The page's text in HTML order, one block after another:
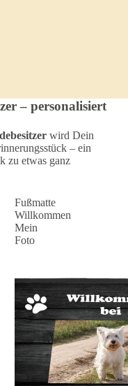
– personalisiert
wird Dein
– ein
zu etwas ganz
Fußmatte
Willkommen
Mein
Foto